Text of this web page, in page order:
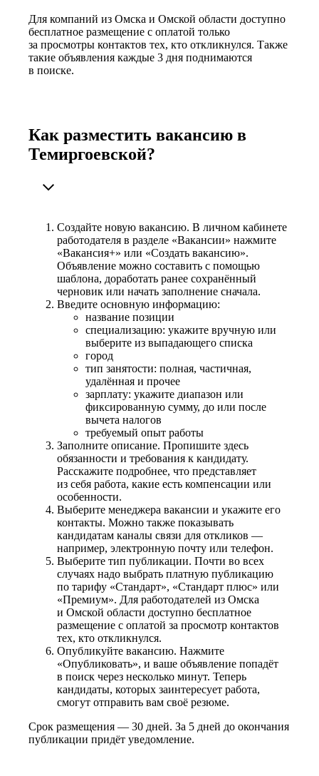
Для компаний из Омска и Омской области доступно
бесплатное размещение с оплатой только
за просмотры контактов тех, кто откликнулся. Также
такие объявления каждые 3 дня поднимаются
в поиске.
Как разместить вакансию в
Темиргоевской?
Создайте новую вакансию. В личном кабинете
работодателя в разделе «Вакансии» нажмите
«Вакансия+» или «Создать вакансию».
Объявление можно составить с помощью
шаблона, доработать ранее сохранённый
черновик или начать заполнение сначала.
Введите основную информацию:
название позиции
специализацию: укажите вручную или
выберите из выпадающего списка
город
тип занятости: полная, частичная,
удалённая и прочее
зарплату: укажите диапазон или
фиксированную сумму, до или после
вычета налогов
требуемый опыт работы
Заполните описание. Пропишите здесь
обязанности и требования к кандидату.
Расскажите подробнее, что представляет
из себя работа, какие есть компенсации или
особенности.
Выберите менеджера вакансии и укажите его
контакты. Можно также показывать
кандидатам каналы связи для откликов —
например, электронную почту или телефон.
Выберите тип публикации. Почти во всех
случаях надо выбрать платную публикацию
по тарифу «Стандарт», «Стандарт плюс» или
«Премиум». Для работодателей из Омска
и Омской области доступно бесплатное
размещение с оплатой за просмотр контактов
тех, кто откликнулся.
Опубликуйте вакансию. Нажмите
«Опубликовать», и ваше объявление попадёт
в поиск через несколько минут. Теперь
кандидаты, которых заинтересует работа,
смогут отправить вам своё резюме.
Срок размещения — 30 дней. За 5 дней до окончания
публикации придёт уведомление.